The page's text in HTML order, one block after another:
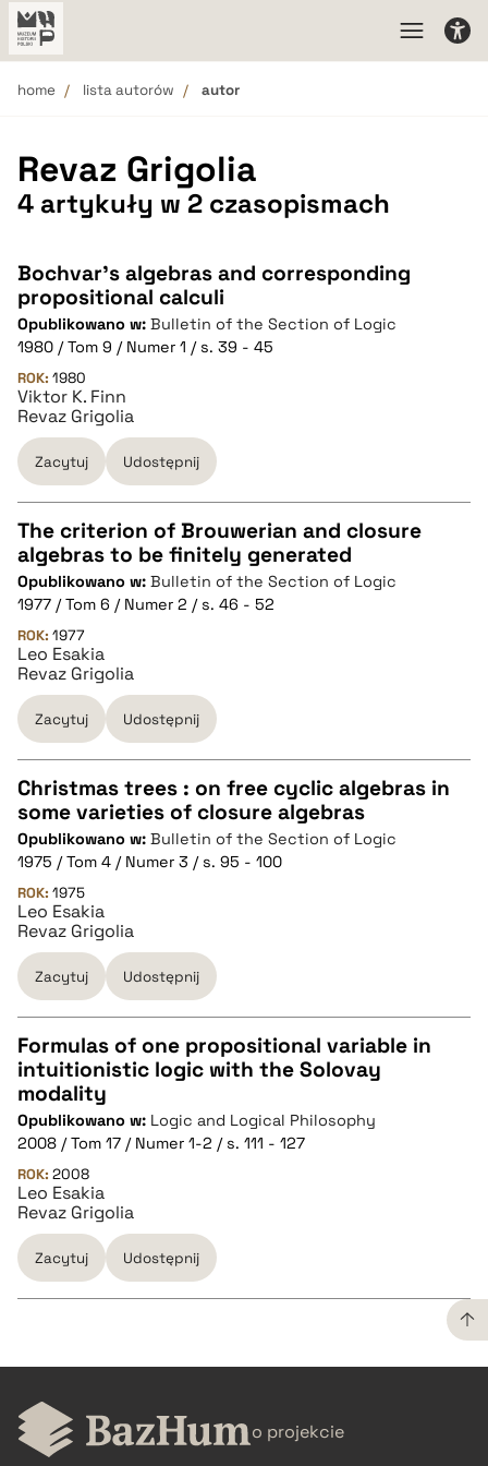
home lista autorów autor
Revaz Grigolia
4 artykuły w 2 czasopismach
Bochvar's algebras and corresponding
propositional calculi
Opublikowano w: Bulletin of the Section of Logic
1980 / Tom 9 / Numer 1 / s. 39 - 45
ROK: 1980
Viktor K. Finn
Revaz Grigolia
Zacytuj Udostępnij
CZYSTY TEKST
pobierz cytat
BIBTEX
pobierz cytat
The criterion of Brouwerian and closure
algebras to be finitely generated
Opublikowano w: Bulletin of the Section of Logic
1977 / Tom 6 / Numer 2 / s. 46 - 52
ROK: 1977
Leo Esakia
Revaz Grigolia
Zacytuj Udostępnij
CZYSTY TEKST
pobierz cytat
BIBTEX
pobierz cytat
Christmas trees : on free cyclic algebras in
some varieties of closure algebras
Opublikowano w: Bulletin of the Section of Logic
1975 / Tom 4 / Numer 3 / s. 95 - 100
ROK: 1975
Leo Esakia
Revaz Grigolia
Zacytuj Udostępnij
CZYSTY TEKST
pobierz cytat
BIBTEX
pobierz cytat
Formulas of one propositional variable in
intuitionistic logic with the Solovay
modality
Opublikowano w: Logic and Logical Philosophy
2008 / Tom 17 / Numer 1-2 / s. 111 - 127
ROK: 2008
Leo Esakia
Revaz Grigolia
Zacytuj Udostępnij
CZYSTY TEKST
pobierz cytat o projekcie